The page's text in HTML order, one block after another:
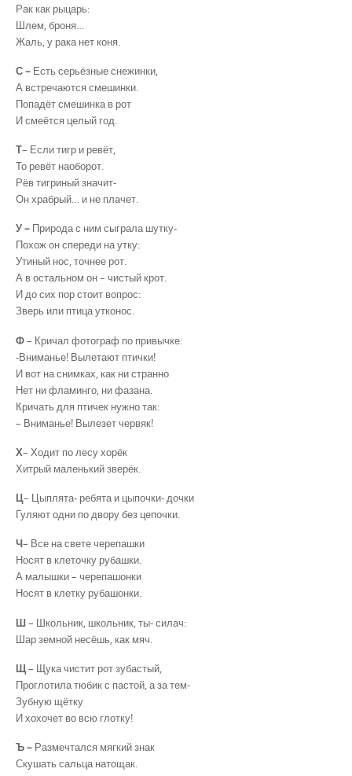
Рак как рыцарь:
Шлем, броня…
Жаль, у рака нет коня.
С – Есть серьёзные снежинки,
А встречаются смешинки.
Попадёт смешинка в рот
И смеётся целый год.
Т– Если тигр и ревёт,
То ревёт наоборот.
Рёв тигриный значит-
Он храбрый… и не плачет.
У – Природа с ним сыграла шутку-
Похож он спереди на утку:
Утиный нос, точнее рот.
А в остальном он – чистый крот.
И до сих пор стоит вопрос:
Зверь или птица утконос.
Ф– Кричал фотограф по привычке:
-Вниманье! Вылетают птички!
И вот на снимках, как ни странно
Нет ни фламинго, ни фазана.
Кричать для птичек нужно так:
– Вниманье! Вылезет червяк!
Х– Ходит по лесу хорёк
Хитрый маленький зверёк.
Ц– Цыплята- ребята и цыпочки- дочки
Гуляют одни по двору без цепочки.
Ч– Все на свете черепашки
Носят в клеточку рубашки.
А малышки – черепашонки
Носят в клетку рубашонки.
Ш– Школьник, школьник, ты- силач:
Шар земной несёшь, как мяч.
Щ– Щука чистит рот зубастый,
Проглотила тюбик с пастой, а за тем-
Зубную щётку
И хохочет во всю глотку!
Ъ– Размечтался мягкий знак
Скушать сальца натощак.